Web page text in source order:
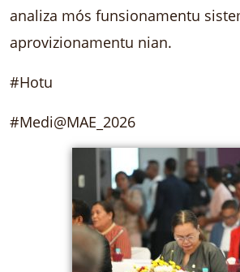
analiza mós funsionamentu
aprovizionamentu nian.
#Hotu
#Medi@MAE_2026